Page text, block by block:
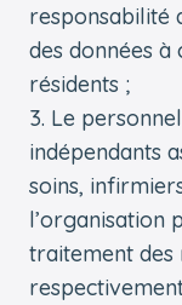
responsabilité
des données
résidents ;
Le
indépendants
soins,
l’organisation
traitement des